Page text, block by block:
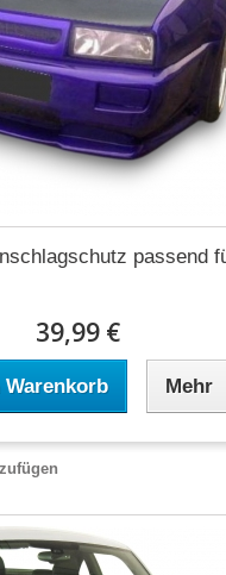
passend
39,99 €
Warenkorb Mehr